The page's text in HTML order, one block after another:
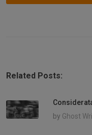
Related Posts:
by Ghost